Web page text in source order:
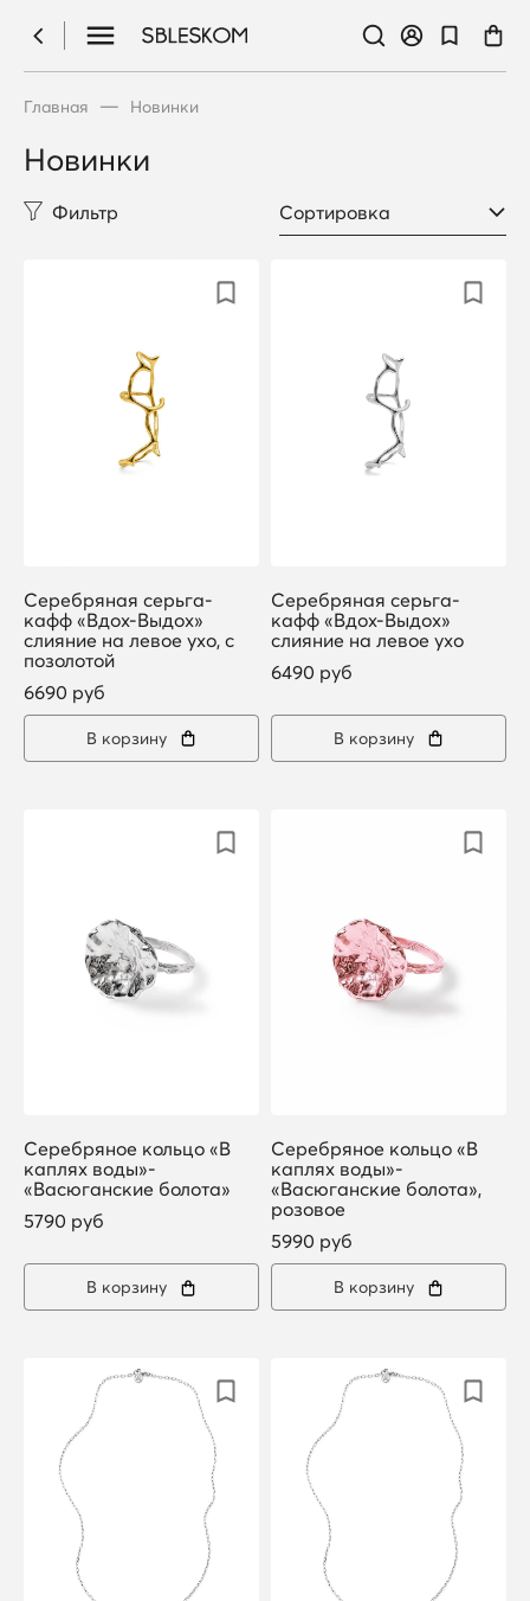
Главная — Новинки
Новинки
Фильтр
Серебряная серьга-
кафф «Вдох-Выдох»
слияние на левое ухо, с
позолотой
6690 руб
В корзину
Серебряная серьга-
кафф «Вдох-Выдох»
слияние на левое ухо
6490 руб
В корзину
Серебряное кольцо «В
каплях воды»-
«Васюганские болота»
5790 руб
В корзину
Серебряное кольцо «В
каплях воды»-
«Васюганские болота»,
розовое
5990 руб
В корзину